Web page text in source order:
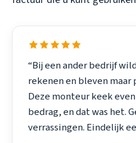
“Bij een ander bedrijf
rekenen en bleven
Deze monteur keek
bedrag, en dat was het.
verrassingen. Eindelijk